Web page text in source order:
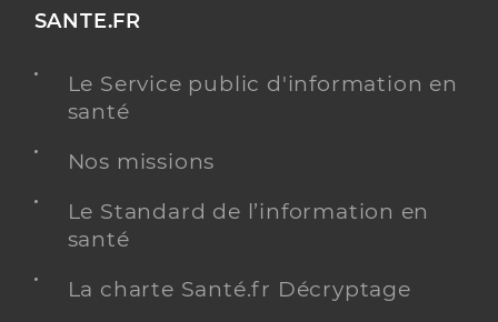
SANTE.FR
Le Service public d'information en
santé
Nos missions
Le Standard de l’information en
santé
La charte Santé.fr Décryptage